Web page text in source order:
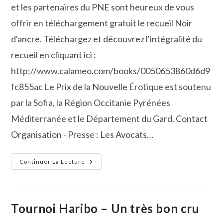
et les partenaires du PNE sont heureux de vous
offrir en téléchargement gratuit le recueil Noir
d'ancre. Téléchargez et découvrez l'intégralité du
recueil en cliquant ici :
http://www.calameo.com/books/0050653860d6d9
fc855ac Le Prix de la Nouvelle Érotique est soutenu
par la Sofia, la Région Occitanie Pyrénées
Méditerranée et le Département du Gard. Contact
Organisation - Presse : Les Avocats…
Continuer La Lecture
Les
Avocats
Découvrir
Noir
Tournoi Haribo – Un très bon cru